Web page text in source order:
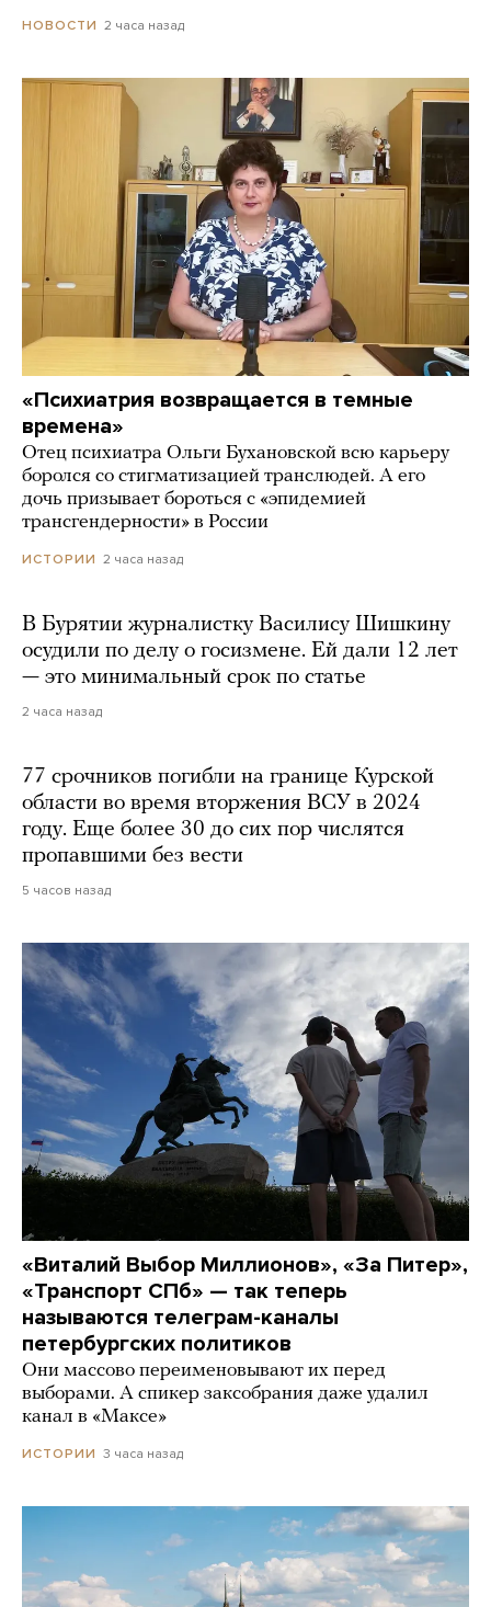
НОВОСТИ 2 часа назад
«Психиатрия возвращается в темные
времена»
Отец психиатра Ольги Бухановской всю карьеру
боролся со стигматизацией транслюдей. А его
дочь призывает бороться с «эпидемией
трансгендерности» в России
ИСТОРИИ 2 часа назад
В Бурятии журналистку Василису Шишкину
осудили по делу о госизмене. Ей дали 12 лет
— это минимальный срок по статье
2 часа назад
77 срочников погибли на границе Курской
области во время вторжения ВСУ в 2024
году. Еще более 30 до сих пор числятся
пропавшими без вести
5 часов назад
«Виталий Выбор Миллионов», «За Питер»,
«Транспорт СПб» — так теперь
называются телеграм-каналы
петербургских политиков
Они массово переименовывают их перед
выборами. А спикер заксобрания даже удалил
канал в «Максе»
ИСТОРИИ 3 часа назад